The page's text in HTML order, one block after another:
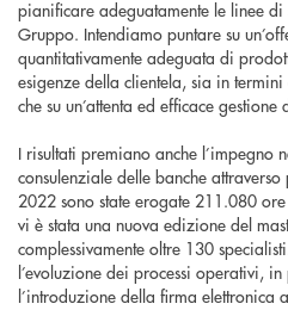
pianificare adeguatamente le linee
Gruppo. Intendiamo puntare su
quantitativamente adeguata di
esigenze della clientela, sia in
che su un’attenta ed efficace gestione
I risultati premiano anche l’impegno
consulenziale delle banche
2022 sono state erogate 211.080
vi è stata una nuova edizione del
complessivamente oltre 130
l’evoluzione dei processi operativi,
l’introduzione della firma elettronica